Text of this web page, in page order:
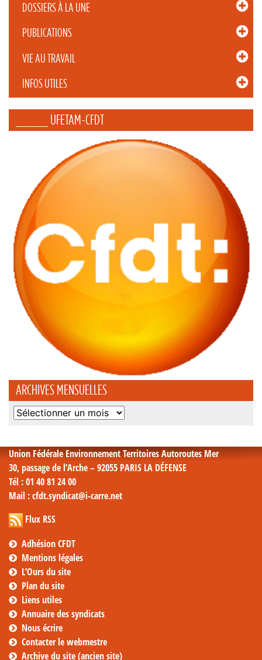
DOSSIERS À LA UNE
PUBLICATIONS
VIE AU TRAVAIL
INFOS UTILES
_____ UFETAM-CFDT
ARCHIVES MENSUELLES
Archives
Union Fédérale Environnement Territoires Autoroutes Mer
30, passage de l’Arche – 92055 PARIS LA DÉFENSE
Tél : 01 40 81 24 00
Mail : cfdt.syndicat@i-carre.net
Flux RSS
Adhésion CFDT
Mentions légales
L’Ours du site
Plan du site
Liens utiles
Annuaire des syndicats
Nous écrire
Contacter le webmestre
Archive du site (ancien site)